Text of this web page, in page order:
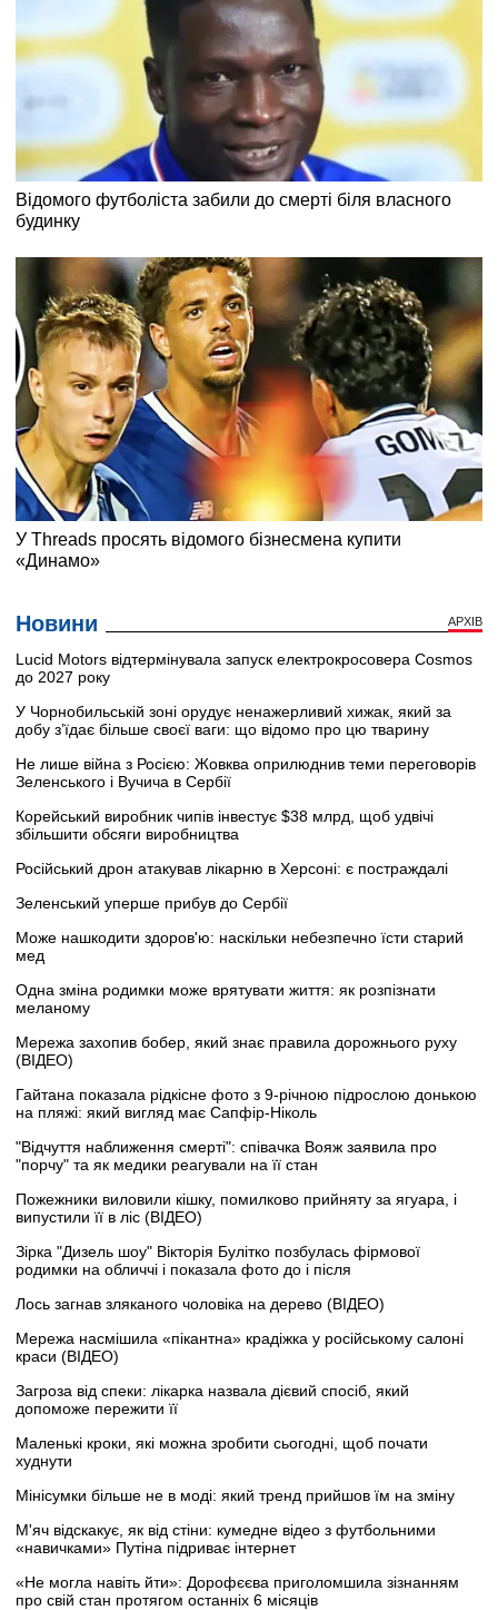
Новини АРХІВ
Lucid Motors відтермінувала запуск електрокросовера Cosmos
до 2027 року
У Чорнобильській зоні орудує ненажерливий хижак, який за
добу з’їдає більше своєї ваги: що відомо про цю тварину
Не лише війна з Росією: Жовква оприлюднив теми переговорів
Зеленського і Вучича в Сербії
Корейський виробник чипів інвестує $38 млрд, щоб удвічі
збільшити обсяги виробництва
Російський дрон атакував лікарню в Херсоні: є постраждалі
Зеленський уперше прибув до Сербії
Може нашкодити здоров'ю: наскільки небезпечно їсти старий
мед
Одна зміна родимки може врятувати життя: як розпізнати
меланому
Мережа захопив бобер, який знає правила дорожнього руху
(ВІДЕО)
Гайтана показала рідкісне фото з 9-річною підрослою донькою
на пляжі: який вигляд має Сапфір-Ніколь
"Відчуття наближення смерті": співачка Вояж заявила про
"порчу" та як медики реагували на її стан
Пожежники виловили кішку, помилково прийняту за ягуара, і
випустили її в ліс (ВІДЕО)
Зірка "Дизель шоу" Вікторія Булітко позбулась фірмової
родимки на обличчі і показала фото до і після
Лось загнав зляканого чоловіка на дерево (ВІДЕО)
Мережа насмішила «пікантна» крадіжка у російському салоні
краси (ВІДЕО)
Загроза від спеки: лікарка назвала дієвий спосіб, який
допоможе пережити її
Маленькі кроки, які можна зробити сьогодні, щоб почати
худнути
Мінісумки більше не в моді: який тренд прийшов їм на зміну
М'яч відскакує, як від стіни: кумедне відео з футбольними
«навичками» Путіна підриває інтернет
«Не могла навіть йти»: Дорофєєва приголомшила зізнанням
про свій стан протягом останніх 6 місяців